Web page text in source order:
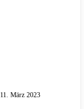
11. März 2023